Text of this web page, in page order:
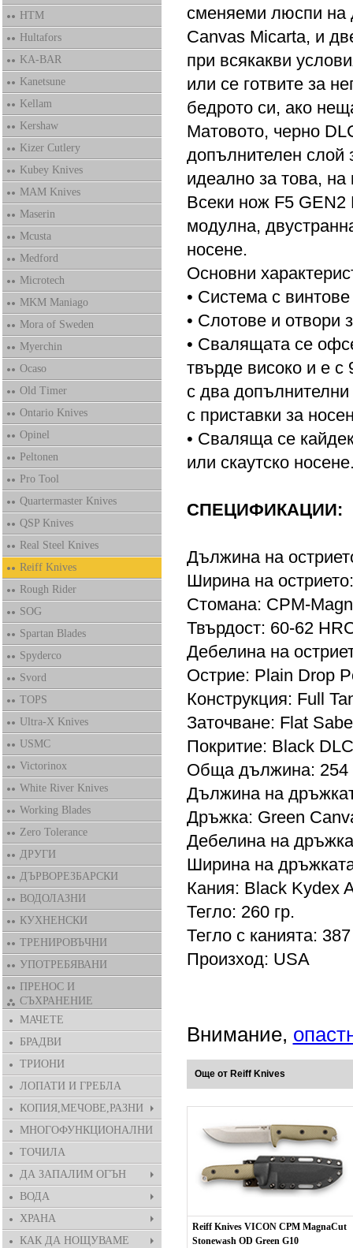
HTM
Hultafors
KA-BAR
Kanetsune
Kellam
Kershaw
Kizer Cutlery
Kubey Knives
MAM Knives
Maserin
Mcusta
Medford
Microtech
MKM Maniago
Mora of Sweden
Myerchin
Ocaso
Old Timer
Ontario Knives
Opinel
Peltonen
Pro Tool
Quartermaster Knives
QSP Knives
Real Steel Knives
Reiff Knives
Rough Rider
SOG
Spartan Blades
Spyderco
Svord
TOPS
Ultra-X Knives
USMC
Victorinox
White River Knives
Working Blades
Zero Tolerance
ДРУГИ
ДЪРВОРЕЗБАРСКИ
ВОДОЛАЗНИ
КУХНЕНСКИ
ТРЕНИРОВЪЧНИ
УПОТРЕБЯВАНИ
ПРЕНОС И
СЪХРАНЕНИЕ
МАЧЕТЕ
БРАДВИ
ТРИОНИ
ЛОПАТИ И ГРЕБЛА
КОПИЯ,МЕЧОВЕ,РАЗНИ
МНОГОФУНКЦИОНАЛНИ
ТОЧИЛА
ДА ЗАПАЛИМ ОГЪН
ВОДА
ХРАНА
КАК ДА НОЩУВАМЕ
сменяеми люспи на
Canvas Micarta, и
при всякакви
или се готвите за
бедрото си, ако
Матовото, черно
допълнителен слой
идеално за това,
Всеки нож F5 GEN2
модулна,
носене.
Основни
• Система с
• Слотове и отвори
• Свалящата се
твърде високо и е с
с два
с приставки за
• Сваляща се
или скаутско
СПЕЦИФИКАЦИИ:
Дължина на
Ширина на
Стомана: CPM-
Твърдост: 60-62
Дебелина на
Острие: Plain Drop
Конструкция: Full
Заточване: Flat
Покритие: Black DLC
Обща дължина:
Дължина на
Дръжка: Green
Дебелина на
Ширина на
Кания: Black Kydex
Тегло: 260 гр.
Тегло с канията: 387
Произход: USA
Внимание,
Още от Reiff Knives
Reiff Knives VICON CPM MagnaCut
Stonewash OD Green G10